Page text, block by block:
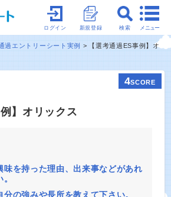
メニュー
検索
新規登録
ログイン
過エントリーシート実例
【選考通過ES事例】オ
4SCORE
】オリックス
味を持った理由、出来事などがあれ
分の強みや長所を教えて下さい。